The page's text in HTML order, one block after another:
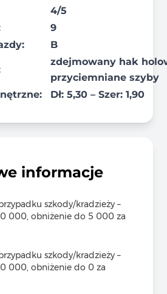
4/5
9
B
zdejmowany hak
przyciemniane szyby
Dł: 5,30 – Szer: 1,90
informacje
szkody/kradzieży –
000, obniżenie do 5 000 za
szkody/kradzieży –
000, obniżenie do 0 za